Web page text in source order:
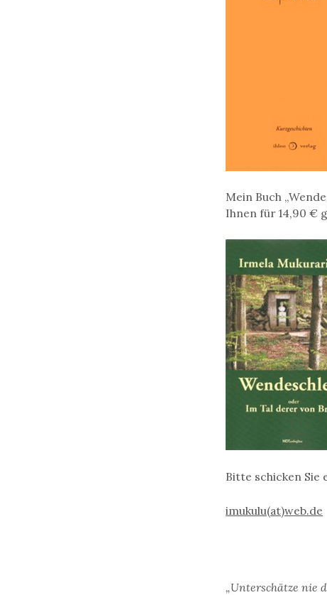
Mein Buch
Ihnen für 14,90 €
Bitte schicken Sie
imukulu(at)web.de
„Unterschätze nie